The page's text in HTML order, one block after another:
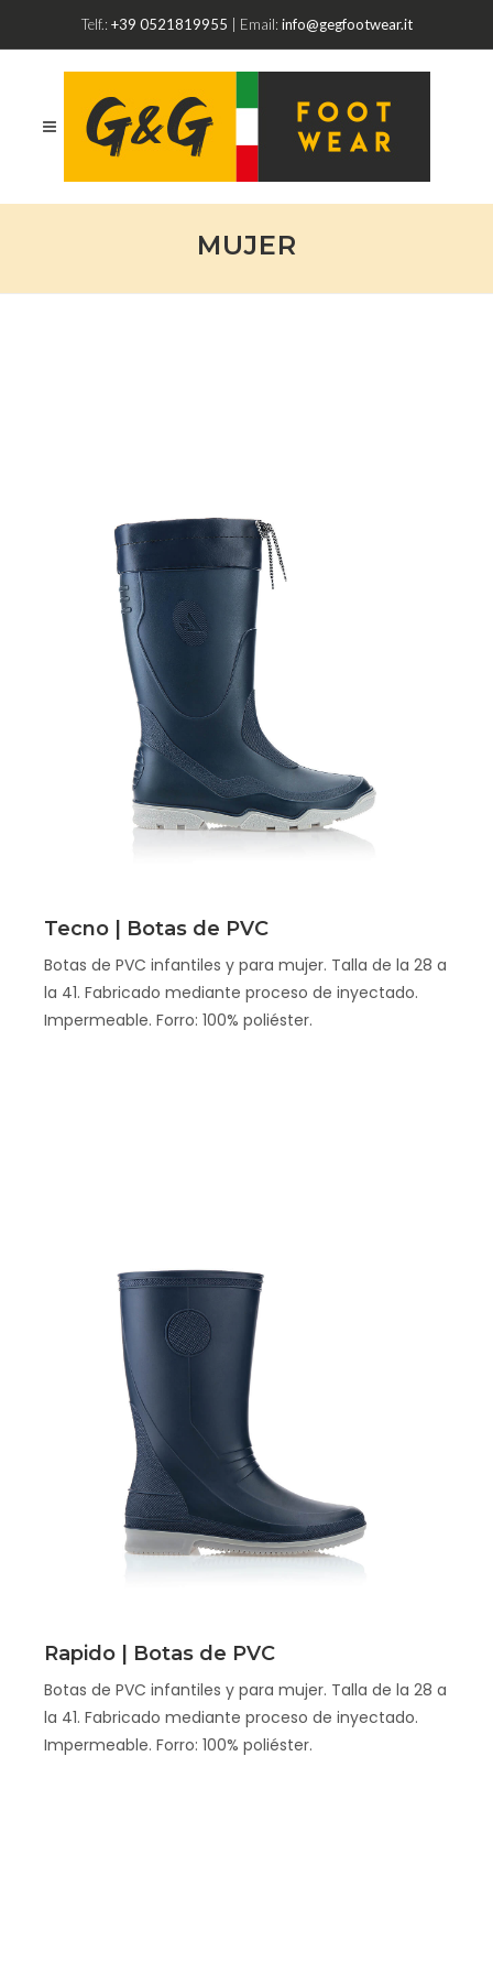
Telf.: +39 0521819955 | Email: info@gegfootwear.it
MUJER
Scopri
Tecno | Botas de PVC
Botas de PVC infantiles y para mujer. Talla de la 28 a
la 41. Fabricado mediante proceso de inyectado.
Impermeable. Forro: 100% poliéster.
Scopri
Rapido | Botas de PVC
Botas de PVC infantiles y para mujer. Talla de la 28 a
la 41. Fabricado mediante proceso de inyectado.
Impermeable. Forro: 100% poliéster.